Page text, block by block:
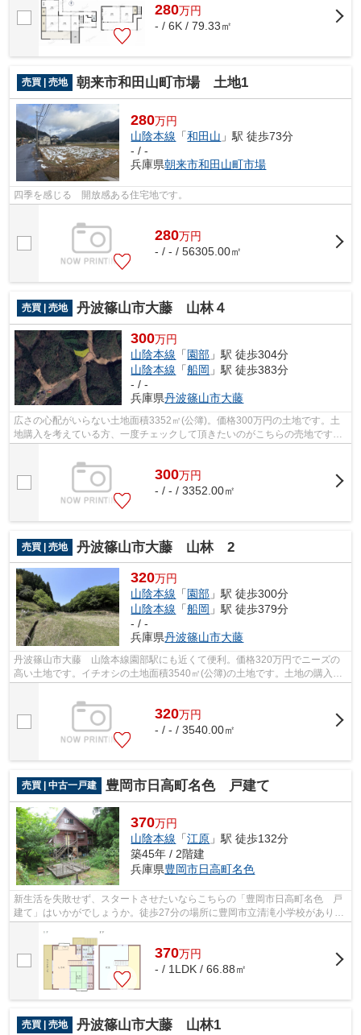
280万円
- / 6K / 79.33㎡
売買 | 売地 朝来市和田山町市場 土地1
280万円
山陰本線 「和田山 」駅 徒歩73分
- / -
兵庫県朝来市和田山町市場
四季を感じる 開放感ある住宅地です。
280万円
- / - / 56305.00㎡
売買 | 売地 丹波篠山市大藤 山林４
300万円
山陰本線 「園部 」駅 徒歩304分
山陰本線 「船岡 」駅 徒歩383分
- / -
兵庫県丹波篠山市大藤
広さの心配がいらない土地面積3352㎡(公簿)。価格300万円の土地です。土
地購入を考えている方、一度チェックして頂きたいのがこちらの売地です。
地域に詳しい当社スタッフが、生活情報...
300万円
- / - / 3352.00㎡
売買 | 売地 丹波篠山市大藤 山林 2
320万円
山陰本線 「園部 」駅 徒歩300分
山陰本線 「船岡 」駅 徒歩379分
- / -
兵庫県丹波篠山市大藤
丹波篠山市大藤 山陰本線園部駅にも近くて便利。価格320万円でニーズの
高い土地です。イチオシの土地面積3540㎡(公簿)の土地です。土地の購入を
ご検討の方にお勧めの売地となっていま...
320万円
- / - / 3540.00㎡
売買 | 中古一戸建 豊岡市日高町名色 戸建て
370万円
山陰本線 「江原 」駅 徒歩132分
築45年 / 2階建
兵庫県豊岡市日高町名色
新生活を失敗せず、スタートさせたいならこちらの「豊岡市日高町名色 戸
建て」はいかがでしょうか。徒歩27分の場所に豊岡市立清滝小学校がありま
す。370万円の価格抑えめの物件です。...
370万円
- / 1LDK / 66.88㎡
売買 | 売地 丹波篠山市大藤 山林1